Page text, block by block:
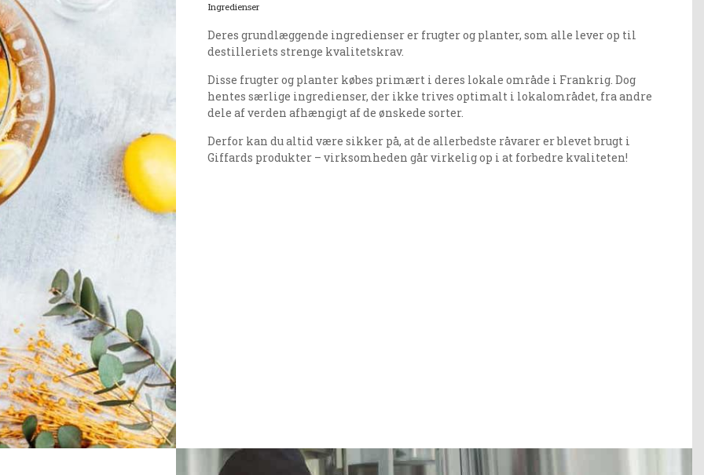
Ingredienser
Deres grundlæggende ingredienser er frugter og planter, som alle lever op til
destilleriets strenge kvalitetskrav.
Disse frugter og planter købes primært i deres lokale område i Frankrig. Dog
hentes særlige ingredienser, der ikke trives optimalt i lokalområdet, fra andre
dele af verden afhængigt af de ønskede sorter.
Derfor kan du altid være sikker på, at de allerbedste råvarer er blevet brugt i
Giffards produkter – virksomheden går virkelig op i at forbedre kvaliteten!